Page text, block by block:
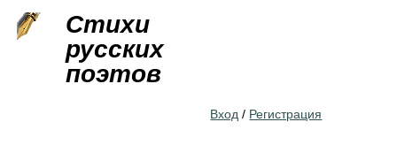
Стихи
русских
поэтов
Вход / Регистрация